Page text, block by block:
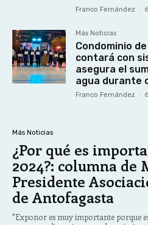
Franco Fernández -
Más Noticias
Condominio
contará con
asegura el
agua durante
Franco Fernández -